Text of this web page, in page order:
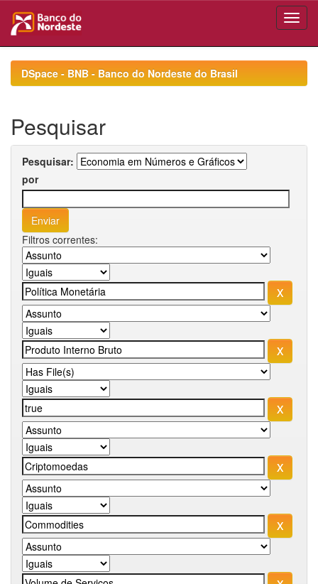
navigationDSpace - BNB - Banco do Nordeste do Brasil
Pesquisar
Pesquisar:
por
Filtros correntes: